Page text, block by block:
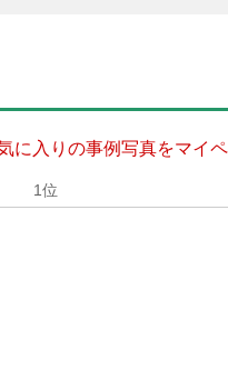
に入りの事例写真をマイ